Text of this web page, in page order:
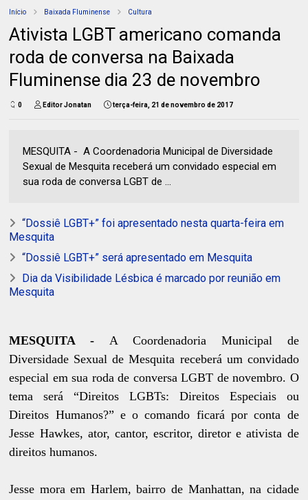
Início Baixada Fluminense Cultura
Ativista LGBT americano comanda
roda de conversa na Baixada
Fluminense dia 23 de novembro
0 Editor Jonatan terça-feira, 21 de novembro de 2017
MESQUITA - A Coordenadoria Municipal de Diversidade
Sexual de Mesquita receberá um convidado especial em
sua roda de conversa LGBT de ...
“Dossiê LGBT+” foi apresentado nesta quarta-feira em
Mesquita
“Dossiê LGBT+” será apresentado em Mesquita
Dia da Visibilidade Lésbica é marcado por reunião em
Mesquita
MESQUITA -A Coordenadoria Municipal de
Diversidade Sexual de Mesquita receberá um convidado
especial em sua roda de conversa LGBT de novembro. O
tema será “Direitos LGBTs: Direitos Especiais ou
Direitos Humanos?” e o comando ficará por conta de
Jesse Hawkes, ator, cantor, escritor, diretor e ativista de
direitos humanos.
Jesse mora em Harlem, bairro de Manhattan, na cidade